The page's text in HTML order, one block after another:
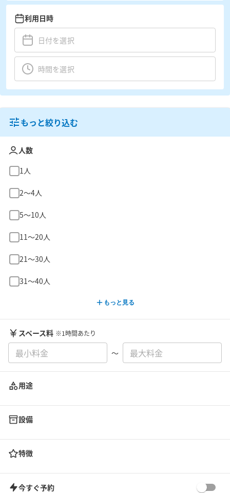
利用日時
もっと絞り込む
人数
1人
2〜4人
5〜10人
11〜20人
21〜30人
31〜40人
もっと見る
スペース料 ※1時間あたり
〜
用途
設備
特徴
今すぐ予約